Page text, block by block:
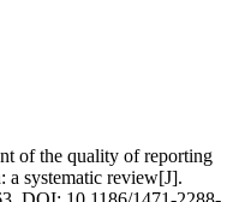
of the quality of reporting
a systematic review[J].